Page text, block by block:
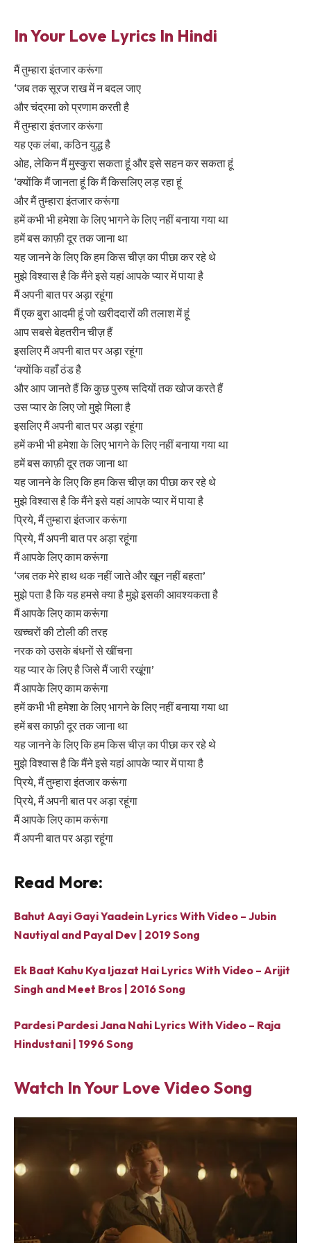
In Your Love Lyrics In Hindi
मैं तुम्हारा इंतजार करूंगा
‘जब तक सूरज राख में न बदल जाए
और चंद्रमा को प्रणाम करती है
मैं तुम्हारा इंतजार करूंगा
यह एक लंबा, कठिन युद्ध है
ओह, लेकिन मैं मुस्कुरा सकता हूं और इसे सहन कर सकता हूं
‘क्योंकि मैं जानता हूं कि मैं किसलिए लड़ रहा हूं
और मैं तुम्हारा इंतजार करूंगा
हमें कभी भी हमेशा के लिए भागने के लिए नहीं बनाया गया था
हमें बस काफ़ी दूर तक जाना था
यह जानने के लिए कि हम किस चीज़ का पीछा कर रहे थे
मुझे विश्वास है कि मैंने इसे यहां आपके प्यार में पाया है
मैं अपनी बात पर अड़ा रहूंगा
मैं एक बुरा आदमी हूं जो खरीददारों की तलाश में हूं
आप सबसे बेहतरीन चीज़ हैं
इसलिए मैं अपनी बात पर अड़ा रहूंगा
‘क्योंकि वहाँ ठंड है
और आप जानते हैं कि कुछ पुरुष सदियों तक खोज करते हैं
उस प्यार के लिए जो मुझे मिला है
इसलिए मैं अपनी बात पर अड़ा रहूंगा
हमें कभी भी हमेशा के लिए भागने के लिए नहीं बनाया गया था
हमें बस काफ़ी दूर तक जाना था
यह जानने के लिए कि हम किस चीज़ का पीछा कर रहे थे
मुझे विश्वास है कि मैंने इसे यहां आपके प्यार में पाया है
प्रिये, मैं तुम्हारा इंतजार करूंगा
प्रिये, मैं अपनी बात पर अड़ा रहूंगा
मैं आपके लिए काम करूंगा
‘जब तक मेरे हाथ थक नहीं जाते और खून नहीं बहता’
मुझे पता है कि यह हमसे क्या है मुझे इसकी आवश्यकता है
मैं आपके लिए काम करूंगा
खच्चरों की टोली की तरह
नरक को उसके बंधनों से खींचना
यह प्यार के लिए है जिसे मैं जारी रखूंगा’
मैं आपके लिए काम करूंगा
हमें कभी भी हमेशा के लिए भागने के लिए नहीं बनाया गया था
हमें बस काफ़ी दूर तक जाना था
यह जानने के लिए कि हम किस चीज़ का पीछा कर रहे थे
मुझे विश्वास है कि मैंने इसे यहां आपके प्यार में पाया है
प्रिये, मैं तुम्हारा इंतजार करूंगा
प्रिये, मैं अपनी बात पर अड़ा रहूंगा
मैं आपके लिए काम करूंगा
मैं अपनी बात पर अड़ा रहूंगा
Read More:
Bahut Aayi Gayi Yaadein Lyrics With Video – Jubin
Nautiyal and Payal Dev | 2019 Song
Ek Baat Kahu Kya Ijazat Hai Lyrics With Video – Arijit
Singh and Meet Bros | 2016 Song
Pardesi Pardesi Jana Nahi Lyrics With Video – Raja
Hindustani | 1996 Song
Watch In Your Love Video Song